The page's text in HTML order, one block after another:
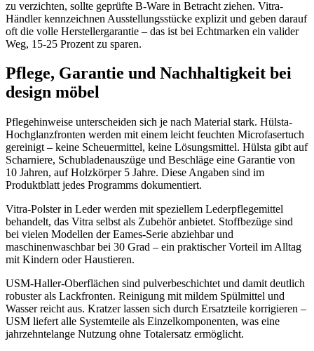
zu verzichten, sollte geprüfte B-Ware in Betracht ziehen. Vitra-
Händler kennzeichnen Ausstellungsstücke explizit und geben darauf
oft die volle Herstellergarantie – das ist bei Echtmarken ein valider
Weg, 15-25 Prozent zu sparen.
Pflege, Garantie und Nachhaltigkeit bei
design möbel
Pflegehinweise unterscheiden sich je nach Material stark. Hülsta-
Hochglanzfronten werden mit einem leicht feuchten Microfasertuch
gereinigt – keine Scheuermittel, keine Lösungsmittel. Hülsta gibt auf
Scharniere, Schubladenauszüge und Beschläge eine Garantie von
10 Jahren, auf Holzkörper 5 Jahre. Diese Angaben sind im
Produktblatt jedes Programms dokumentiert.
Vitra-Polster in Leder werden mit speziellem Lederpflegemittel
behandelt, das Vitra selbst als Zubehör anbietet. Stoffbezüge sind
bei vielen Modellen der Eames-Serie abziehbar und
maschinenwaschbar bei 30 Grad – ein praktischer Vorteil im Alltag
mit Kindern oder Haustieren.
USM-Haller-Oberflächen sind pulverbeschichtet und damit deutlich
robuster als Lackfronten. Reinigung mit mildem Spülmittel und
Wasser reicht aus. Kratzer lassen sich durch Ersatzteile korrigieren –
USM liefert alle Systemteile als Einzelkomponenten, was eine
jahrzehntelange Nutzung ohne Totalersatz ermöglicht.